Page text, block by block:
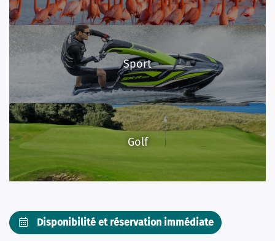
Golf
Sport
Disponibilité et réservation immédiate